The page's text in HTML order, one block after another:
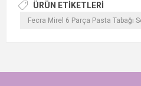
ÜRÜN ETIKETLERI
Fecra Mirel 6 Parça Pasta Tabağı